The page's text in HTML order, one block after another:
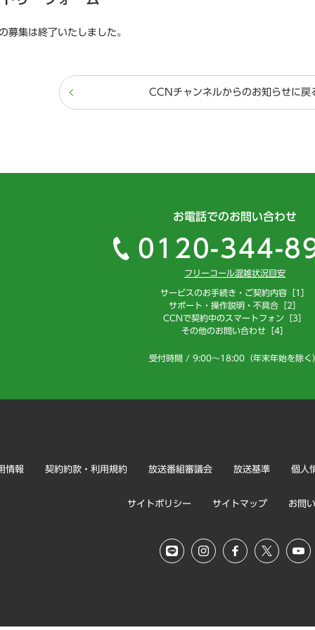
募集は終了いたしました。
CCNチャンネルからのお知らせに戻
お電話でのお問い合わせ
0120-344-
フリーコール混雑状況目安
サービスのお手続き・ご契約内容［1］
サポート・操作説明・不具合［2］
CCNで契約中のスマートフォン［3］
その他のお問い合わせ［4］
受付時間 / 9:00～18:00（年末年始を除く
情報 契約約款・利用規約 放送番組審議会 放送基準 個人
サイトポリシー サイトマップ お問